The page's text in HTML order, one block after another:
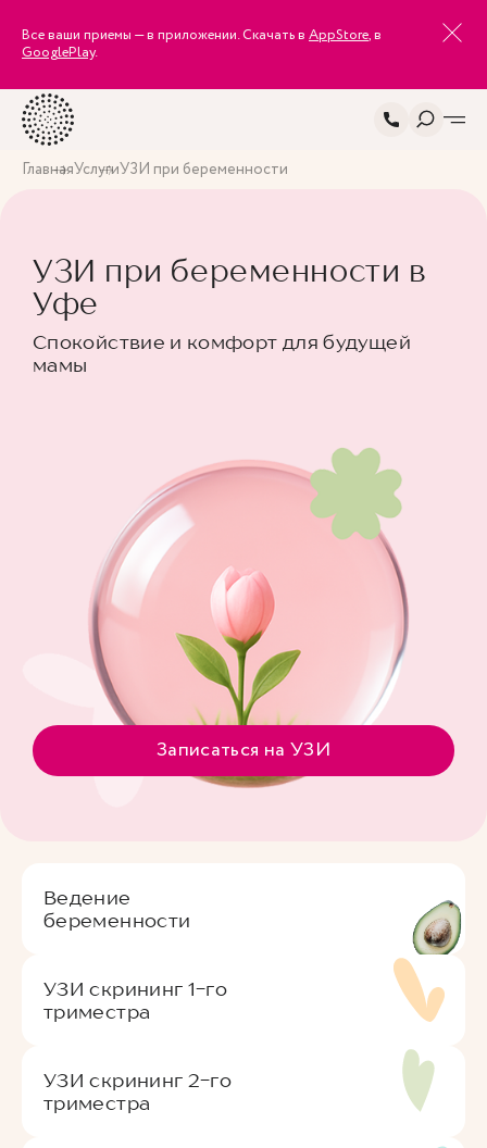
Все ваши приемы — в приложении. Скачать в AppStore, в
GooglePlay.
ГлавнаяУслугиУЗИ при беременности
УЗИ при беременности в
Уфе
Спокойствие и комфорт для будущей
мамы
Записаться на УЗИ
Ведение
беременности
УЗИ скрининг 1-го
триместра
УЗИ скрининг 2-го
триместра